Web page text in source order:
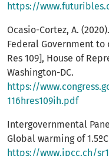
https://www.futuribles.com/
Ocasio-Cortez, A.
Federal Government to
Res 109], House of
Washington-DC.
https://
116hres109ih.pdf
Intergovernmental
Global warming of
https://www.ipcc.ch/